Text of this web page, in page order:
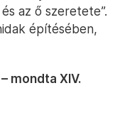
az ő szeretete”.
építésében,
mondta XIV.